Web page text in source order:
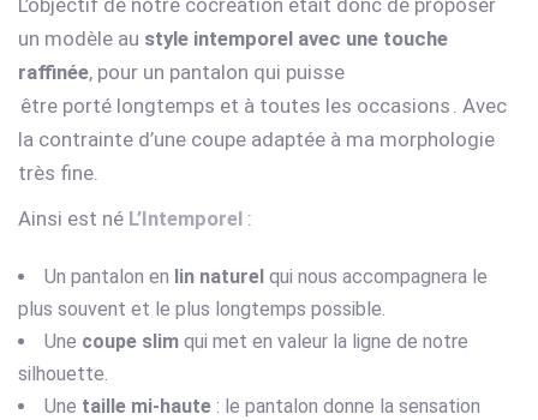
un modèle au style intemporel avec une touche
raffinée, pour un pantalon qui puisse
être porté longtemps et à toutes les occasions . Avec
la contrainte d’une coupe adaptée à ma morphologie
très fine.
Ainsi est né L’Intemporel :
Un pantalon en lin naturel qui nous accompagnera le
plus souvent et le plus longtemps possible.
Une coupe slim qui met en valeur la ligne de notre
silhouette.
Une taille mi-haute : le pantalon donne la sensation